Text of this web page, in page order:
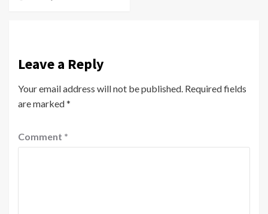
Leave a Reply
Your email address will not be published. Required fields
are marked*
Comment *